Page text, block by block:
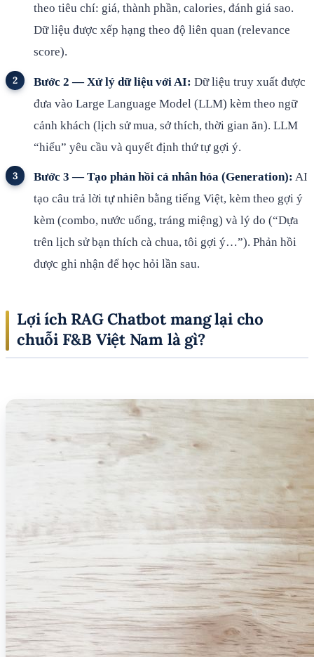
theo tiêu chí: giá, thành phần, calories, đánh giá sao.
Dữ liệu được xếp hạng theo độ liên quan (relevance
score).
Bước 2 — Xử lý dữ liệu với AI: Dữ liệu truy xuất được
đưa vào Large Language Model (LLM) kèm theo ngữ
cảnh khách (lịch sử mua, sở thích, thời gian ăn). LLM
“hiểu” yêu cầu và quyết định thứ tự gợi ý.
Bước 3 — Tạo phản hồi cá nhân hóa (Generation): AI
tạo câu trả lời tự nhiên bằng tiếng Việt, kèm theo gợi ý
kèm (combo, nước uống, tráng miệng) và lý do (“Dựa
trên lịch sử bạn thích cà chua, tôi gợi ý…”). Phản hồi
được ghi nhận để học hỏi lần sau.
Lợi ích RAG Chatbot mang lại cho
chuỗi F&B Việt Nam là gì?